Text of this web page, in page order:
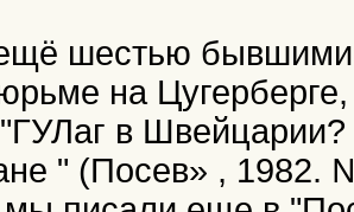
шестью
на
в
" (Посев» ,